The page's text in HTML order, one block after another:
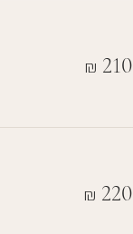
₪ 210
₪ 220